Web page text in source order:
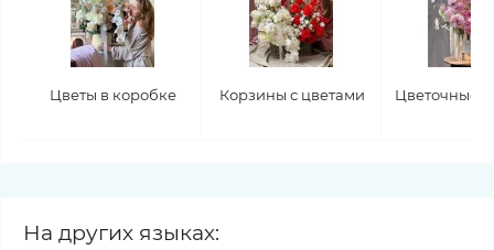
Цветы в коробке Корзины с цветами Цветочные
На других языках: